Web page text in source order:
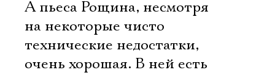
А пьеса Рощина, несмотря
на некоторые чисто
технические недостатки,
очень хорошая. В ней есть